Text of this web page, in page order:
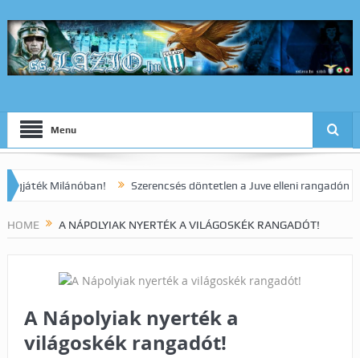
Menu
Milánóban! Szerencsés döntetlen a Juve elleni rangadón! Dia
HOME A NÁPOLYIAK NYERTÉK A VILÁGOSKÉK RANGADÓT!
A Nápolyiak nyerték a
világoskék rangadót!